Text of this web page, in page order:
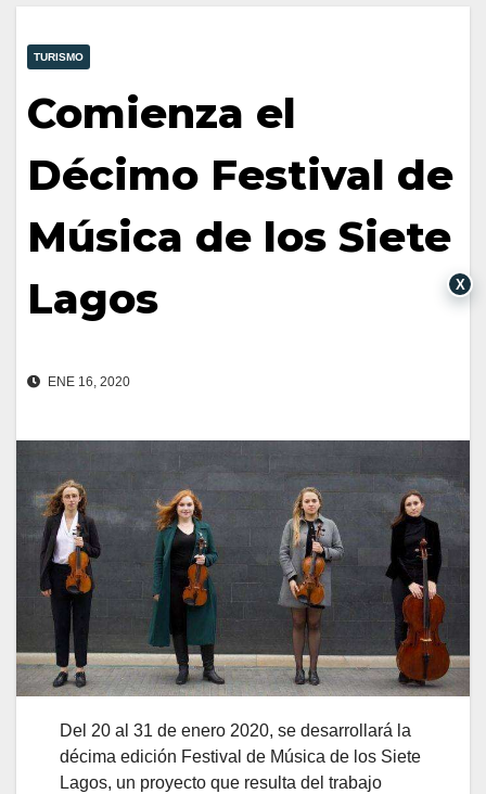
TURISMO
Comienza el
Décimo Festival de
Música de los Siete
Lagos
ENE 16, 2020
Del 20 al 31 de enero 2020, se desarrollará la
décima edición Festival de Música de los Siete
Lagos, un proyecto que resulta del trabajo
X